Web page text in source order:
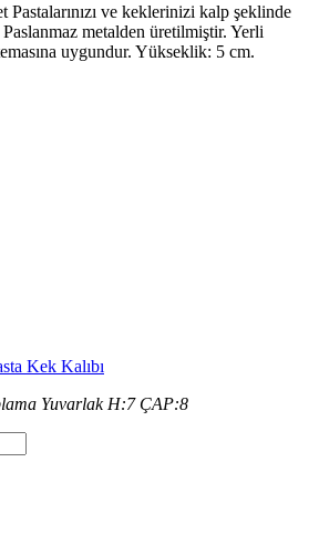
Pastalarınızı ve keklerinizi kalp şeklinde
Paslanmaz metalden üretilmiştir. Yerli
uygundur. Yükseklik: 5 cm.
Kek Kalıbı
Yuvarlak H:7 ÇAP:8